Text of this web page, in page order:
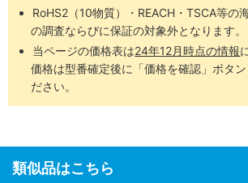
RoHS2（10物質）・REACH・TSCA等の
の調査ならびに保証の対象外となります。
当ページの価格表は24年12月時点の情報
価格は型番確定後に「価格を確認」ボタン
ださい。
類似品はこちら